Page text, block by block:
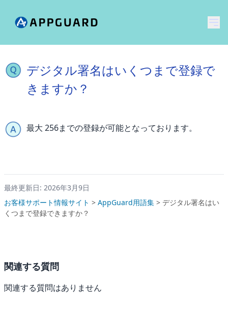
メ
デジタル署名はいくつまで登録で
きますか？
最大 256までの登録が可能となっております。
最終更新日: 2026年3月9日
お客様サポート情報サイト > AppGuard用語集 > デジタル署名はい
くつまで登録できますか？
関連する質問
関連する質問はありません